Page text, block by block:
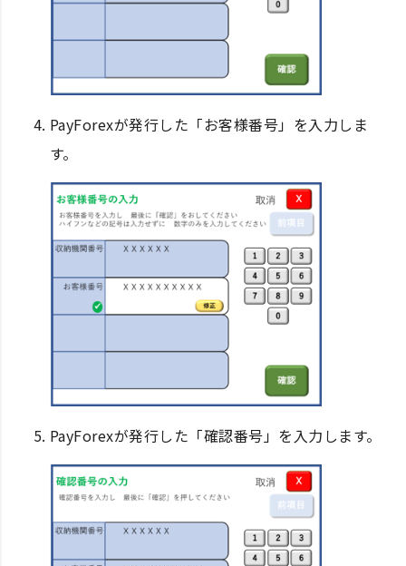
PayForexが発行した「お客様番号」を入力しま
す。
PayForexが発行した「確認番号」を入力します。